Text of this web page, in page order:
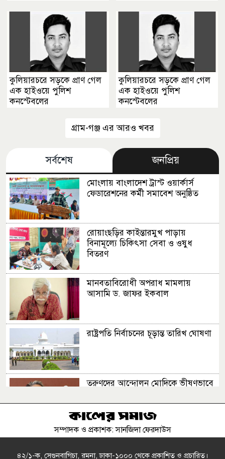
কুলিয়ারচরে সড়কে প্রাণ গেল
এক হাইওয়ে পুলিশ
কনস্টেবলের
কুলিয়ারচরে সড়কে প্রাণ গেল
এক হাইওয়ে পুলিশ
কনস্টেবলের
গ্রাম-গঞ্জ এর আরও খবর
সর্বশেষ জনপ্রিয়
মোংলায় বাংলাদেশ ট্রাস্ট ওয়ার্কার্স
ফেডারেশনের কর্মী সমাবেশ অনুষ্ঠিত
রোয়াংছড়ির কাইন্তারমুখ পাড়ায়
বিনামূল্যে চিকিৎসা সেবা ও ওষুধ
বিতরণ
মানবতাবিরোধী অপরাধ মামলায়
আসামি ড. জাফর ইকবাল
রাষ্ট্রপতি নির্বাচনের চূড়ান্ত তারিখ ঘোষণা
তরুণদের আন্দোলন মোদিকে ভীষণভাবে
ভয়াবহ সড়ক দুর্ঘটনায় আহত মৌসুমী
সম্পাদক ও প্রকাশক: সানজিদা ফেরদাউস
৪২/১-ক, সেগুনবাগিচা, রমনা, ঢাকা-১০০০ থেকে প্রকাশিত ও প্রচারিত।